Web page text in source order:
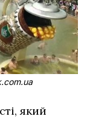
який